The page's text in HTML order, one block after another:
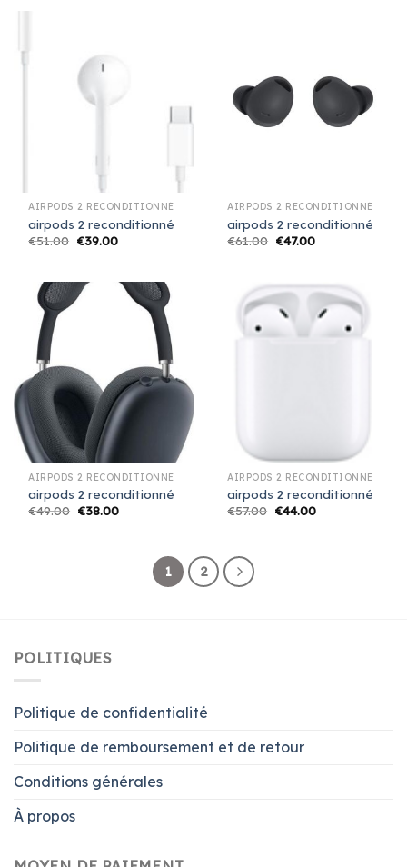
AIRPODS 2 RECONDITIONNÉ
airpods 2 reconditionné
€51.00 €39.00
AIRPODS 2 RECONDITIONNÉ
airpods 2 reconditionné
€61.00 €47.00
AIRPODS 2 RECONDITIONNÉ
airpods 2 reconditionné
€49.00 €38.00
AIRPODS 2 RECONDITIONNÉ
airpods 2 reconditionné
€57.00 €44.00
1 2
POLITIQUES
Politique de confidentialité
Politique de remboursement et de retour
Conditions générales
À propos